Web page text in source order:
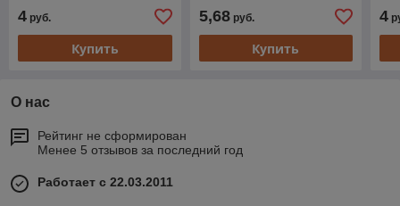
4 руб.
Купить
5,68руб.
Купить
4
О нас
Рейтинг не сформирован
Менее 5 отзывов за последний год
Работает с 22.03.2011